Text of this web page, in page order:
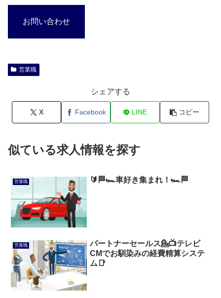
お問い合わせ
営業職
シェアする
X Facebook LINE コピー
似ている求人情報を探す
営業職 🔰🏁🏎️車好き集まれ！🏎️🏁
営業職
パートナーセールス💁📺️テレビ
CMでお馴染みの経費精算システ
ム📑